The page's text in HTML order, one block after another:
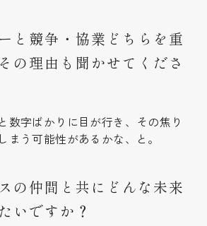
と競争・協業どちらを重
の理由も聞かせてくださ
数字ばかりに目が行き、その焦り
まう可能性があるかな、と。
の仲間と共にどんな未来
いですか？